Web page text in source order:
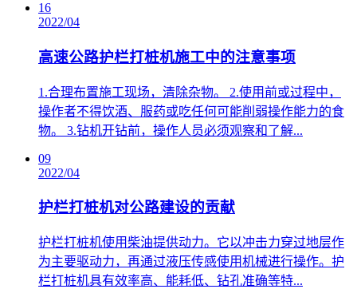
16
2022/04
高速公路护栏打桩机施工中的注意事项
​1.合理布置施工现场，清除杂物。 2.使用前或过程中，
操作者不得饮酒、服药或吃任何可能削弱操作能力的食
物。 3.钻机开钻前，操作人员必须观察和了解...
09
2022/04
护栏打桩机对公路建设的贡献
​护栏打桩机使用柴油提供动力。它以冲击力穿过地层作
为主要驱动力，再通过液压传感使用机械进行操作。护
栏打桩机具有效率高、能耗低、钻孔准确等特...